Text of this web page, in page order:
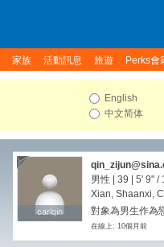
家族 活動訊息 旅遊 Perks會
English
中文简体
carlqin
carlqin
男性 | 39 | 5' 9" /
Xian, Shaanxi,
對象為男生作為
在線上: 10個月前